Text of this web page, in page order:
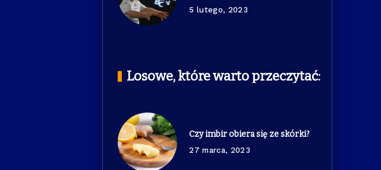
5 lutego, 2023
Losowe, które warto przeczytać:
Czy imbir obiera się ze skórki?
27 marca, 2023